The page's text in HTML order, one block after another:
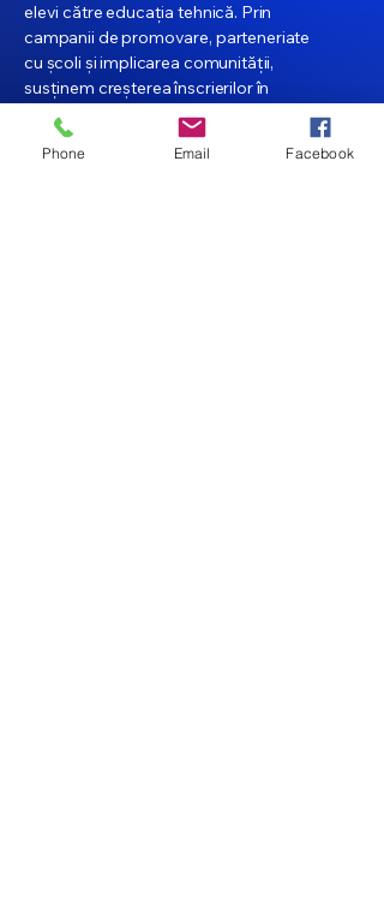
elevi către educația tehnică. Prin
campanii de promovare, parteneriate
cu școli și implicarea comunității,
susținem creșterea înscrierilor în
programele noastre.
Phone Email Facebook